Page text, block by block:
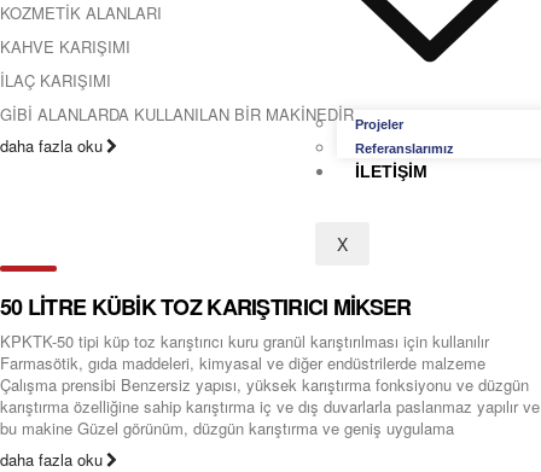
Projeler
Referanslarımız
İLETIŞIM
X
KOZMETİK ALANLARI
KAHVE KARIŞIMI
İLAÇ KARIŞIMI
GİBİ ALANLARDA KULLANILAN BİR MAKİNEDİR
daha fazla oku
50 LİTRE KÜBİK TOZ KARIŞTIRICI MİKSER
KPKTK-50 tipi küp toz karıştırıcı kuru granül karıştırılması için kullanılır
Farmasötik, gıda maddeleri, kimyasal ve diğer endüstrilerde malzeme
Çalışma prensibi Benzersiz yapısı, yüksek karıştırma fonksiyonu ve düzgün
karıştırma özelliğine sahip karıştırma iç ve dış duvarlarla paslanmaz yapılır ve
bu makine Güzel görünüm, düzgün karıştırma ve geniş uygulama
daha fazla oku